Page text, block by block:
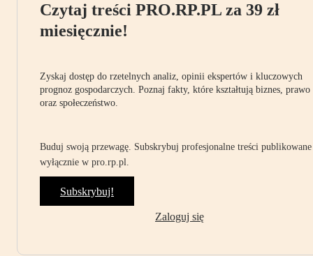
Czytaj treści PRO.RP.PL za 39 zł
miesięcznie!
Zyskaj dostęp do rzetelnych analiz, opinii ekspertów i kluczowych
prognoz gospodarczych. Poznaj fakty, które kształtują biznes, prawo
oraz społeczeństwo.
Buduj swoją przewagę. Subskrybuj profesjonalne treści publikowane
wyłącznie w pro.rp.pl.
Subskrybuj!
Zaloguj się